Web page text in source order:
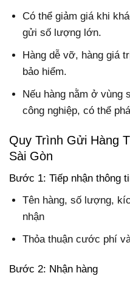
Có thể giảm giá khi
gửi số lượng lớn.
Hàng dễ vỡ, hàng giá
bảo hiểm.
Nếu hàng nằm ở vùng
công nghiệp, có thể
Quy Trình Gửi Hàng
Sài Gòn
Bước 1: Tiếp nhận thông
Tên hàng, số lượng,
nhận
Thỏa thuận cước phí
Bước 2: Nhận hàng